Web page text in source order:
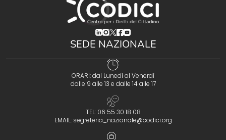
(opens in a new tab)
(opens in a new tab)
(opens in a new tab)
(opens in a new tab)
(opens in a new tab)
SEDE NAZIONALE
ORARI: dal Lunedì al Venerdì
dalle 9 alle 13 e dalle 14 alle 17
TEL: 06 55 30 18 08
EMAIL: segreteria_nazionale@codici.org